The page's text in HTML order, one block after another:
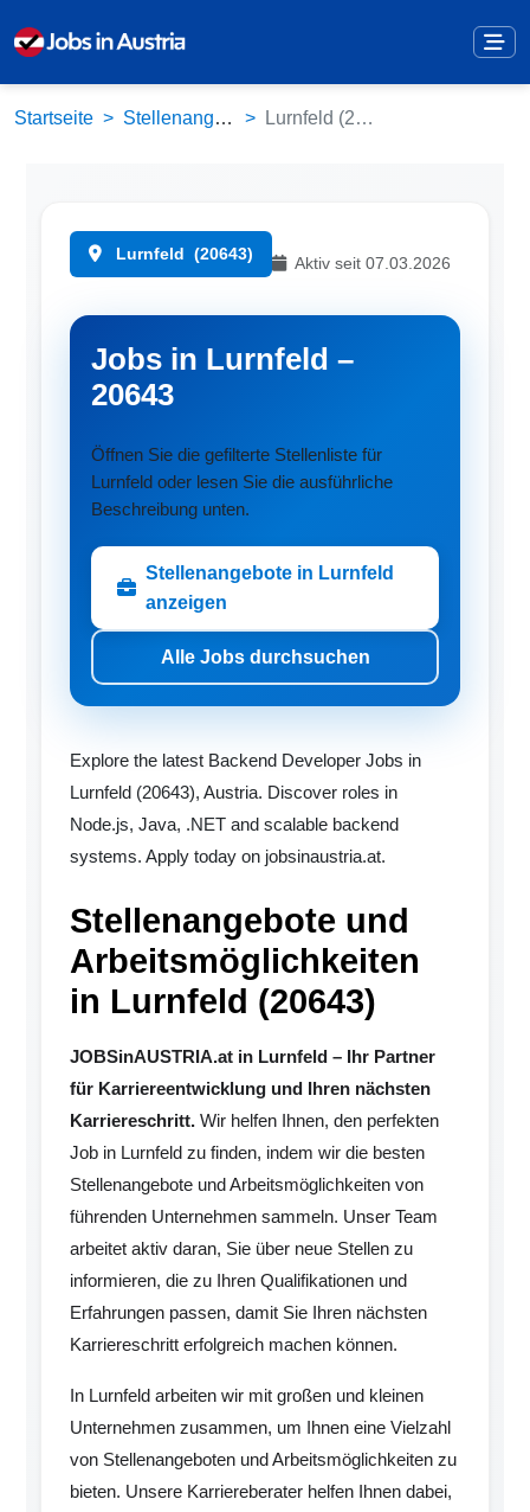
Startseite Stellenangebote Lurnfeld (20643)
Lurnfeld (20643)
Aktiv seit 07.03.2026
Jobs in Lurnfeld –
20643
Öffnen Sie die gefilterte Stellenliste für
Lurnfeld oder lesen Sie die ausführliche
Beschreibung unten.
Stellenangebote in Lurnfeld
anzeigen
Alle Jobs durchsuchen
Explore the latest Backend Developer Jobs in
Lurnfeld (20643), Austria. Discover roles in
Node.js, Java, .NET and scalable backend
systems. Apply today on jobsinaustria.at.
Stellenangebote und
Arbeitsmöglichkeiten
in Lurnfeld (20643)
JOBSinAUSTRIA.at in Lurnfeld – Ihr Partner
für Karriereentwicklung und Ihren nächsten
Karriereschritt. Wir helfen Ihnen, den perfekten
Job in Lurnfeld zu finden, indem wir die besten
Stellenangebote und Arbeitsmöglichkeiten von
führenden Unternehmen sammeln. Unser Team
arbeitet aktiv daran, Sie über neue Stellen zu
informieren, die zu Ihren Qualifikationen und
Erfahrungen passen, damit Sie Ihren nächsten
Karriereschritt erfolgreich machen können.
In Lurnfeld arbeiten wir mit großen und kleinen
Unternehmen zusammen, um Ihnen eine Vielzahl
von Stellenangeboten und Arbeitsmöglichkeiten zu
bieten. Unsere Karriereberater helfen Ihnen dabei,